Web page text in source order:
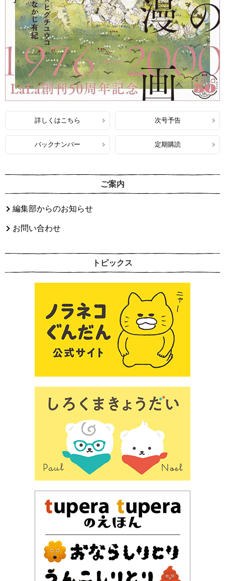
詳しくはこちら 次号予告
バックナンバー 定期購読
ご案内
編集部からのお知らせ
お問い合わせ
トピックス